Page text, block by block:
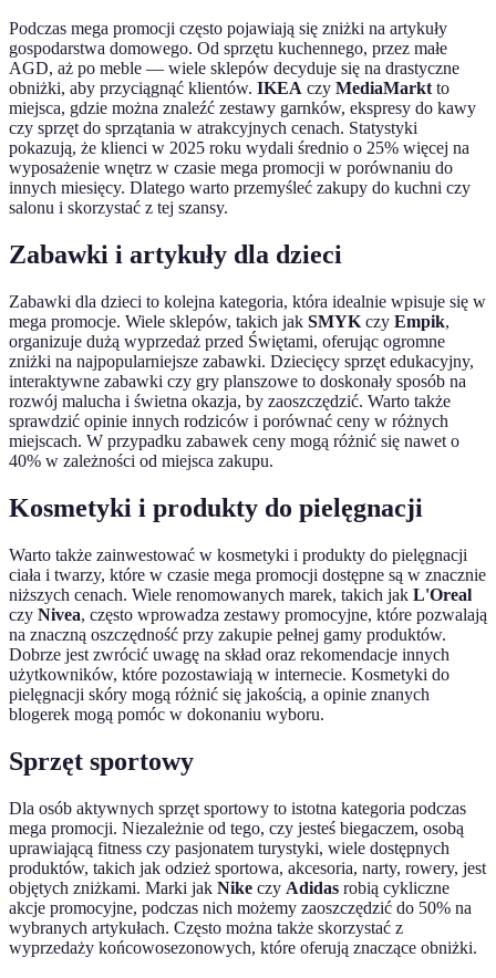
Podczas mega promocji często pojawiają się zniżki na artykuły
gospodarstwa domowego. Od sprzętu kuchennego, przez małe
AGD, aż po meble — wiele sklepów decyduje się na drastyczne
obniżki, aby przyciągnąć klientów. IKEA czy MediaMarkt to
miejsca, gdzie można znaleźć zestawy garnków, ekspresy do kawy
czy sprzęt do sprzątania w atrakcyjnych cenach. Statystyki
pokazują, że klienci w 2025 roku wydali średnio o 25% więcej na
wyposażenie wnętrz w czasie mega promocji w porównaniu do
innych miesięcy. Dlatego warto przemyśleć zakupy do kuchni czy
salonu i skorzystać z tej szansy.
Zabawki i artykuły dla dzieci
Zabawki dla dzieci to kolejna kategoria, która idealnie wpisuje się w
mega promocje. Wiele sklepów, takich jak SMYK czy Empik,
organizuje dużą wyprzedaż przed Świętami, oferując ogromne
zniżki na najpopularniejsze zabawki. Dziecięcy sprzęt edukacyjny,
interaktywne zabawki czy gry planszowe to doskonały sposób na
rozwój malucha i świetna okazja, by zaoszczędzić. Warto także
sprawdzić opinie innych rodziców i porównać ceny w różnych
miejscach. W przypadku zabawek ceny mogą różnić się nawet o
40% w zależności od miejsca zakupu.
Kosmetyki i produkty do pielęgnacji
Warto także zainwestować w kosmetyki i produkty do pielęgnacji
ciała i twarzy, które w czasie mega promocji dostępne są w znacznie
niższych cenach. Wiele renomowanych marek, takich jak L'Oreal
czy Nivea, często wprowadza zestawy promocyjne, które pozwalają
na znaczną oszczędność przy zakupie pełnej gamy produktów.
Dobrze jest zwrócić uwagę na skład oraz rekomendacje innych
użytkowników, które pozostawiają w internecie. Kosmetyki do
pielęgnacji skóry mogą różnić się jakością, a opinie znanych
blogerek mogą pomóc w dokonaniu wyboru.
Sprzęt sportowy
Dla osób aktywnych sprzęt sportowy to istotna kategoria podczas
mega promocji. Niezależnie od tego, czy jesteś biegaczem, osobą
uprawiającą fitness czy pasjonatem turystyki, wiele dostępnych
produktów, takich jak odzież sportowa, akcesoria, narty, rowery, jest
objętych zniżkami. Marki jak Nike czy Adidas robią cykliczne
akcje promocyjne, podczas nich możemy zaoszczędzić do 50% na
wybranych artykułach. Często można także skorzystać z
wyprzedaży końcowosezonowych, które oferują znaczące obniżki.